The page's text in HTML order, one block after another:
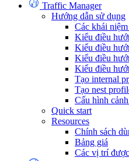
Traffic Manager
Hướng dẫn sử dụng
Các khái
Kiểu điều
Kiểu điều
Kiểu điều
Kiểu điều
Tạo internal
Tạo nest
Cấu hình
Quick start
Resources
Chính sách
Bảng giá
Các vị trí